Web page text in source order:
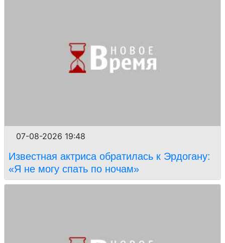
07-08-2026 19:48
Известная актриса обратилась к Эрдогану:
«Я не могу спать по ночам»